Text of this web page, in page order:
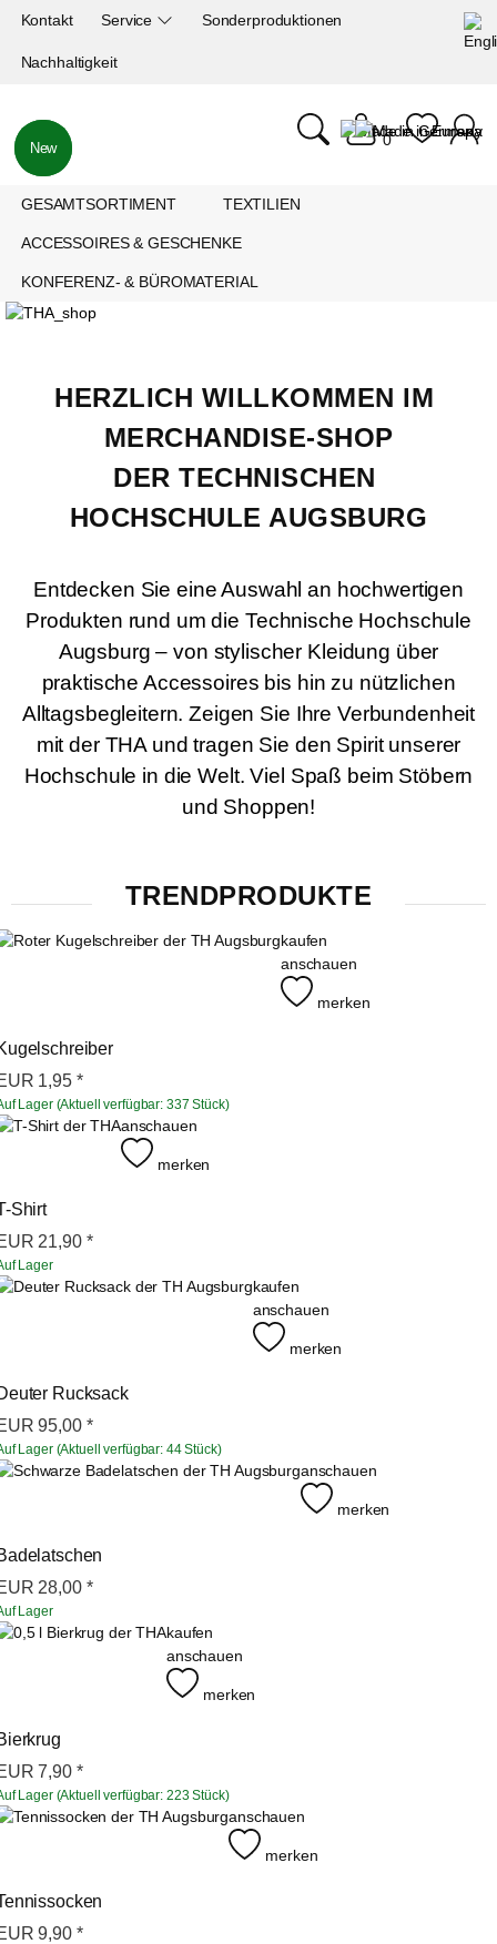
Kontakt Service Sonderproduktionen
Nachhaltigkeit
0
GESAMTSORTIMENT TEXTILIEN
ACCESSOIRES & GESCHENKE
KONFERENZ- & BÜROMATERIAL
HERZLICH WILLKOMMEN IM
MERCHANDISE-SHOP
DER TECHNISCHEN
HOCHSCHULE AUGSBURG
Entdecken Sie eine Auswahl an hochwertigen
Produkten rund um die Technische Hochschule
Augsburg – von stylischer Kleidung über
praktische Accessoires bis hin zu nützlichen
Alltagsbegleitern. Zeigen Sie Ihre Verbundenheit
mit der THA und tragen Sie den Spirit unserer
Hochschule in die Welt. Viel Spaß beim Stöbern
und Shoppen!
TRENDPRODUKTE
kaufen
anschauen
merken
1,95 *
Lager (Aktuell verfügbar: 337 Stück)
anschauen
merken
Shirt
21,90 *
Lager
New
kaufen
anschauen
merken
Rucksack
95,00 *
Lager (Aktuell verfügbar: 44 Stück)
New
anschauen
merken
28,00 *
Lager
kaufen
anschauen
merken
7,90 *
Lager (Aktuell verfügbar: 223 Stück)
anschauen
merken
9,90 *